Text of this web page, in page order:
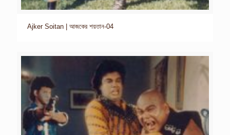
Ajker Soitan | আজকের শয়তান-04